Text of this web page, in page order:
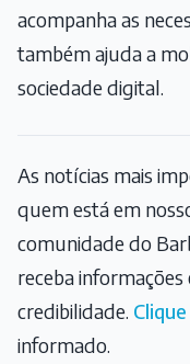
acompanha as
também ajuda a
sociedade digital.
As notícias mais
quem está em
comunidade do
receba
credibilidade.
informado.